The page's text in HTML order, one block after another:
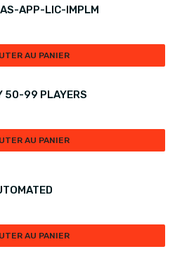
APP-LIC-IMPLM
AU PANIER
50-99 PLAYERS
AU PANIER
AU PANIER